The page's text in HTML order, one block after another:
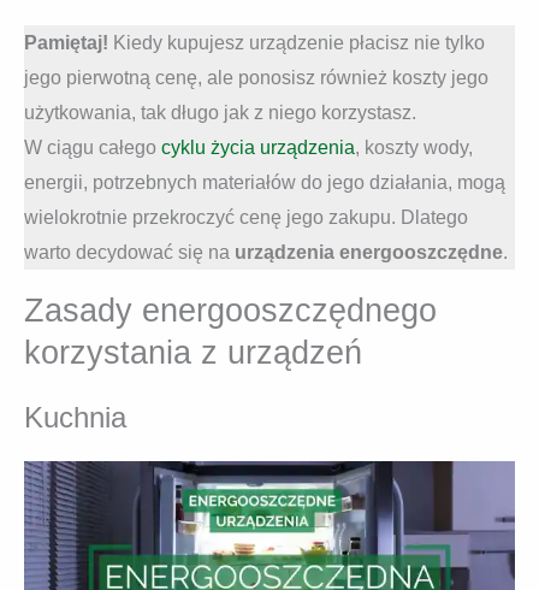
Pamiętaj! Kiedy kupujesz urządzenie płacisz nie tylko
jego pierwotną cenę, ale ponosisz również koszty jego
użytkowania, tak długo jak z niego korzystasz.
W ciągu całego cyklu życia urządzenia, koszty wody,
energii, potrzebnych materiałów do jego działania, mogą
wielokrotnie przekroczyć cenę jego zakupu. Dlatego
warto decydować się na urządzenia energooszczędne.
Zasady energooszczędnego
korzystania z urządzeń
Kuchnia